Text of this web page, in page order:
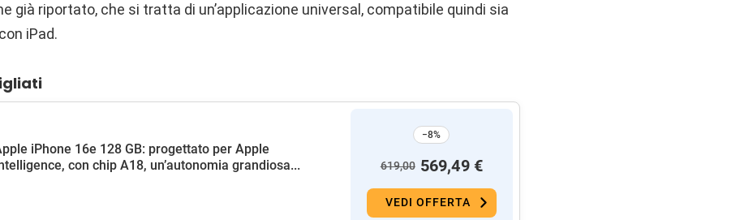
già riportato, che si tratta di un’applicazione universal, compatibile quindi sia
iPad.
iPhone 16e 128 GB: progettato per Apple
con chip A18, un’autonomia grandiosa...
−8%
619,00 569,49 €
VEDI OFFERTA